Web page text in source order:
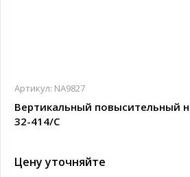
Артикул: NA9827
Вертикальный повысительный
32-414/C
Цену уточняйте